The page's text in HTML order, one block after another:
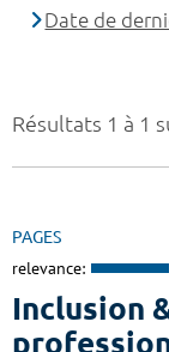
Résultats 1 à 1
PAGES
relevance:
Inclusion
Date de